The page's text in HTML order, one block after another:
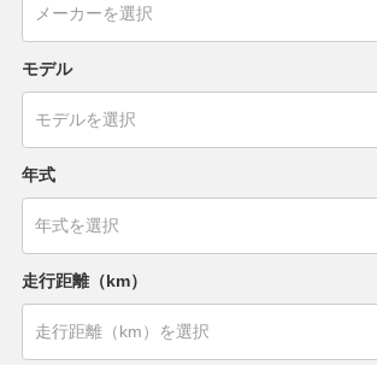
モデル
年式
走行距離（km）